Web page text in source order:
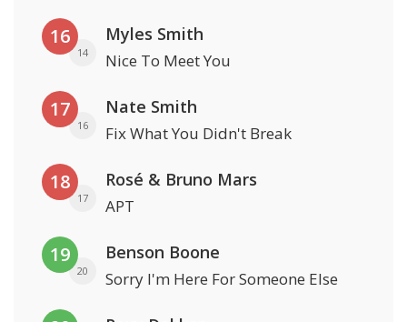
16
14
Myles Smith
Nice To Meet You
17
16
Nate Smith
Fix What You Didn't Break
18
17
Rosé & Bruno Mars
APT
19
20
Benson Boone
Sorry I'm Here For Someone Else